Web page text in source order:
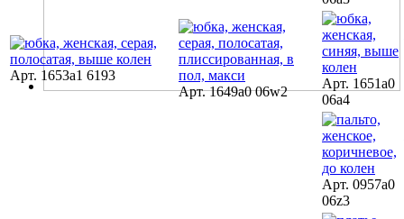
Арт. 1653a1 6193
Арт. 1649a0 06w2
Арт. 1651a0
06a4
Арт. 0957a0
06z3